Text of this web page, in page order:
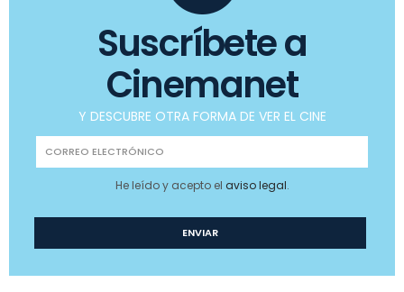
Suscríbete a
Cinemanet
Y DESCUBRE OTRA FORMA DE VER EL CINE
He leído y acepto el aviso legal.